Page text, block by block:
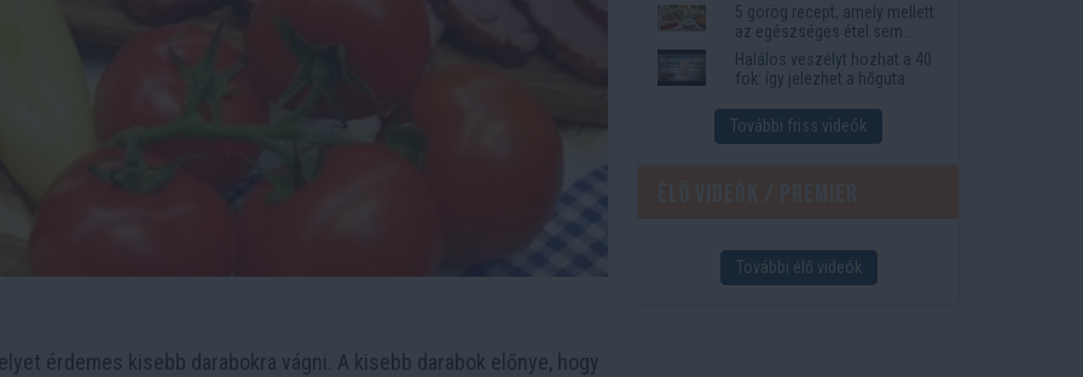
érdemes kisebb darabokra vágni. A kisebb darabok előnye, hogy
5 görög recept, amely mellett
az egészséges étel sem
tűnik lemondásnak
Halálos veszélyt hozhat a 40
fok: így jelezhet a hőguta
További friss videók
További élő videók